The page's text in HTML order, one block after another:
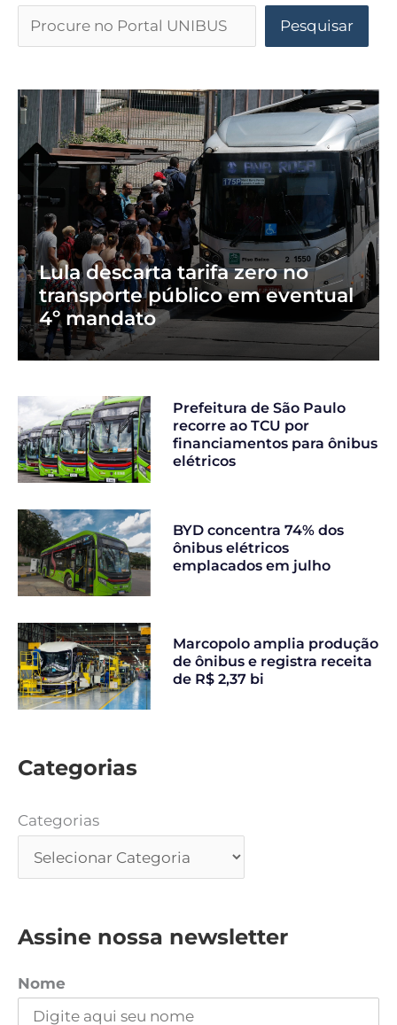
Pesquisar
Lula descarta tarifa zero no
transporte público em eventual
4º mandato
Prefeitura de São Paulo
recorre ao TCU por
financiamentos para ônibus
elétricos
BYD concentra 74% dos
ônibus elétricos
emplacados em julho
Marcopolo amplia produção
de ônibus e registra receita
de R$ 2,37 bi
Categorias
Categorias
Assine nossa newsletter
Nome